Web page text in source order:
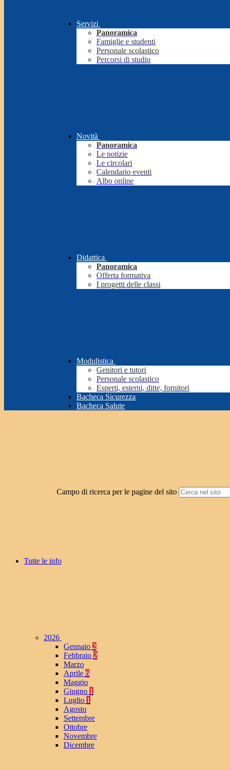
Servizi
Panoramica
Famiglie e studenti
Personale scolastico
Percorsi di studio
Novità
Panoramica
Le notizie
Le circolari
Calendario eventi
Albo online
Didattica
Panoramica
Offerta formativa
I progetti delle classi
Modulistica
Genitori e tutori
Personale scolastico
Esperti, esterni, ditte, fornitori
Bacheca Sicurezza
Bacheca Salute
Campo di ricerca per le pagine del sito
Tutte le info
2026
Gennaio 2
Febbraio 2
Marzo
Aprile 6
Maggio
Giugno 1
Luglio 1
Agosto
Settembre
Ottobre
Novembre
Dicembre